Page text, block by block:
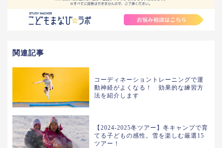
関連記事
コーディネーショントレーニングで運
動神経がよくなる！ 効果的な練習方
法を紹介します
【2024-2025冬ツアー】冬キャンプで育
てる子どもの感性。雪を楽しむ厳選15
ツアー！